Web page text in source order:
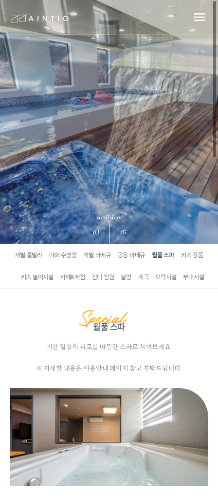
03 05
scroll down
개별 풀빌라 야외 수영장 개별 바베큐 공용 바베큐 월풀 스파 키즈 용품
키즈 놀이시설 카페&매점 잔디 정원 불멍 계곡 오락시설 부대시설
Special
월풀 스파
지친 일상의 피로를 따뜻한 스파로 녹여보세요.
※ 자세한 내용은 이용안내 페이지 참고 부탁드립니다.